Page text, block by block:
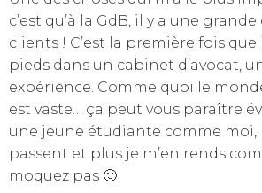
c’est qu’à la GdB, il y a une
clients ! C’est la première fois
pieds dans un cabinet d’avocat,
expérience. Comme quoi le
est vaste… ça peut vous paraître
une jeune étudiante comme moi,
passent et plus je m’en rends
moquez pas 🙂